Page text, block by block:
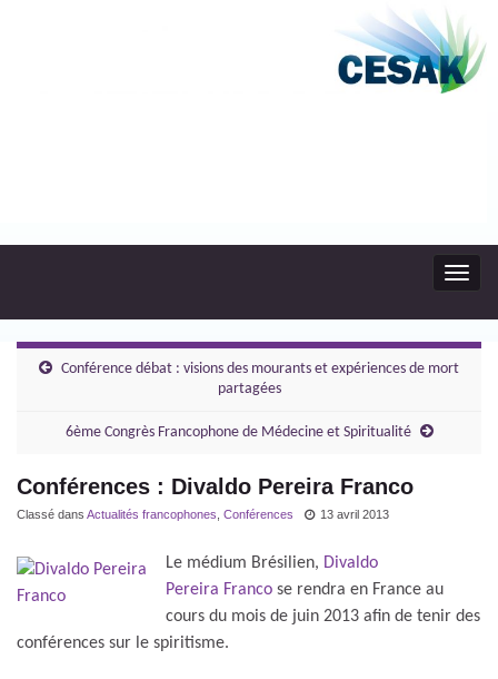
Conférence débat : visions des mourants et expériences de mort
partagées
6ème Congrès Francophone de Médecine et Spiritualité
Conférences : Divaldo Pereira Franco
Classé dans Actualités francophones Conférences 13 avril 2013
Le médium Brésilien, Divaldo
Pereira Franco se rendra en France au
cours du mois de juin 2013 afin de tenir des
conférences sur le spiritisme.